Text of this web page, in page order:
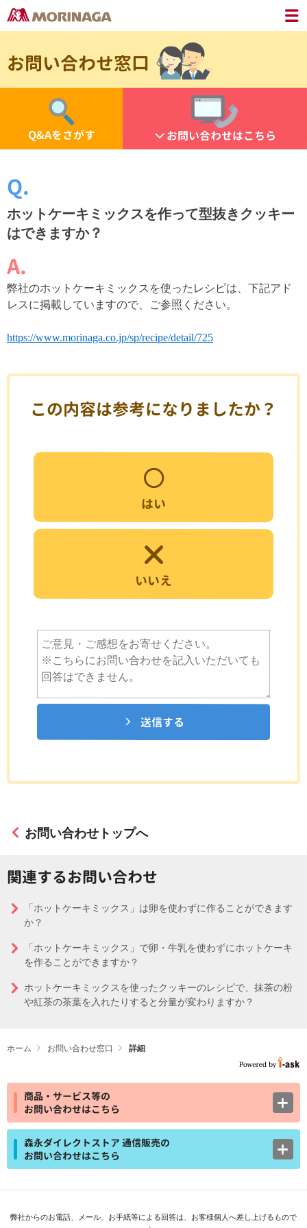
お問い合わせ窓口
Q&Aをさがす お問い合わせはこちら
ホットケーキミックスを作って型抜きクッキー
はできますか？
弊社のホットケーキミックスを使ったレシピは、下記アド
レスに掲載していますので、ご参照ください。
https://www.morinaga.co.jp/sp/recipe/detail/725
この内容は参考になりましたか？
はい
いいえ
送信する
お問い合わせトップへ
関連するお問い合わせ
「ホットケーキミックス」は卵を使わずに作ることができます
か？
「ホットケーキミックス」で卵・牛乳を使わずにホットケーキ
を作ることができますか？
ホットケーキミックスを使ったクッキーのレシピで、抹茶の粉
や紅茶の茶葉を入れたりすると分量が変わりますか？
ホーム お問い合わせ窓口 詳細
商品・サービス等の
お問い合わせはこちら
森永ダイレクトストア 通信販売の
お問い合わせはこちら
弊社からのお電話、メール、お手紙等による回答は、お客様個人へ差し上げるもので